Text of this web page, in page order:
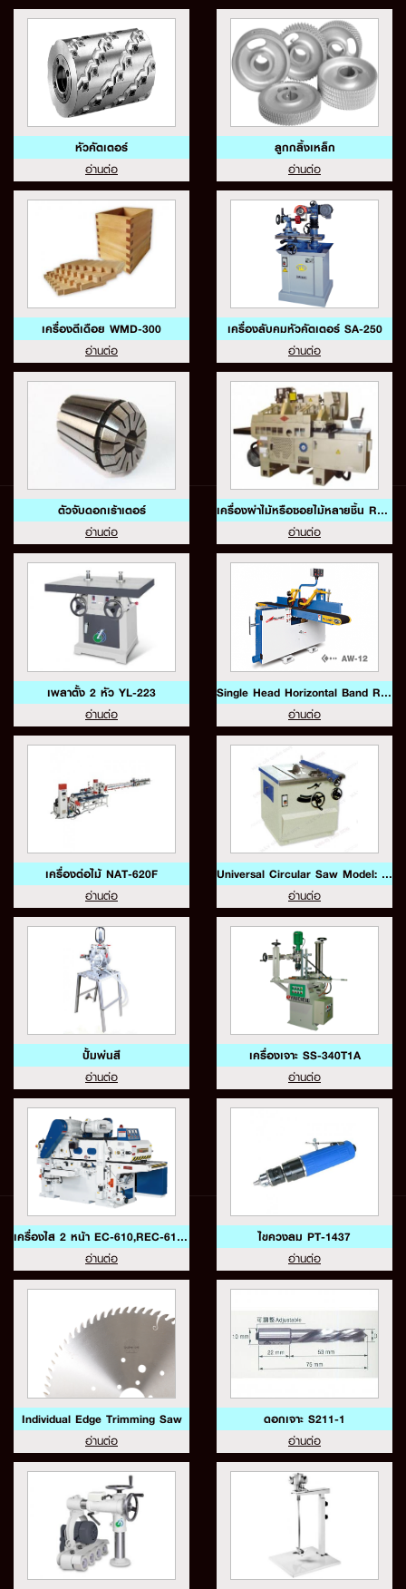
หัวคัตเตอร์
อ่านต่อ
ลูกกลิ้งเหล็ก
อ่านต่อ
เครื่องตีเดือย WMD-300
อ่านต่อ
เครื่องลับคมหัวคัตเตอร์ SA-250
อ่านต่อ
ตัวจับดอกเร้าเตอร์
อ่านต่อ
เครื่องผ่าไม้หรือซอยไม้หลายชิ้น RS-310A
อ่านต่อ
เพลาตั้ง 2 หัว YL-223
อ่านต่อ
Single Head Horizontal Band Re Saw Model AW-12
อ่านต่อ
เครื่องต่อไม้ NAT-620F
อ่านต่อ
Universal Circular Saw Model: YL-551
อ่านต่อ
ปั้มพ่นสี
อ่านต่อ
เครื่องเจาะ SS-340T1A
อ่านต่อ
เครื่องไส 2 หน้า EC-610,REC-610A
อ่านต่อ
ไขควงลม PT-1437
อ่านต่อ
Individual Edge Trimming Saw
อ่านต่อ
ดอกเจาะ S211-1
อ่านต่อ